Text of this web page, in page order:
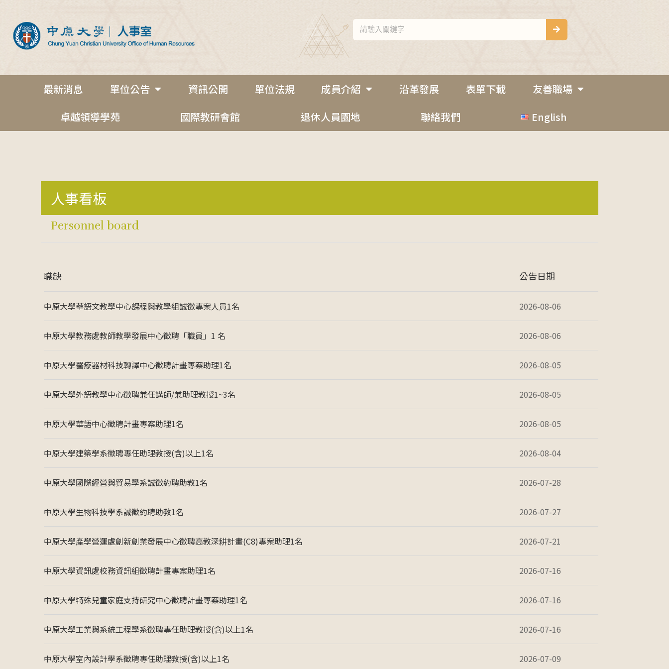
最新消息 單位公告 資訊公開 單位法規 成員介紹 沿革發展 表單下載
友善職場
卓越領導學苑
國際教研會館 退休人員園地 聯絡我們 English
人事看板
Personnel board
職缺 公告日期
中原大學華語文教學中心課程與教學組誠徵專案人員1名 2026-08-06
中原大學教務處教師教學發展中心徵聘「職員」1 名 2026-08-06
中原大學醫療器材科技轉譯中心徵聘計畫專案助理1名 2026-08-05
中原大學外語教學中心徵聘兼任講師/兼助理教授1~3名 2026-08-05
中原大學華語中心徵聘計畫專案助理1名 2026-08-05
中原大學建築學系徵聘專任助理教授(含)以上1名 2026-08-04
中原大學國際經營與貿易學系誠徵約聘助教1名 2026-07-28
中原大學生物科技學系誠徵約聘助教1名 2026-07-27
中原大學產學營運處創新創業發展中心徵聘高教深耕計畫(C8)專案助理1名 2026-07-21
中原大學資訊處校務資訊組徵聘計畫專案助理1名 2026-07-16
中原大學特殊兒童家庭支持研究中心徵聘計畫專案助理1名 2026-07-16
中原大學工業與系統工程學系徵聘專任助理教授(含)以上1名 2026-07-16
中原大學室內設計學系徵聘專任助理教授(含)以上1名 2026-07-09